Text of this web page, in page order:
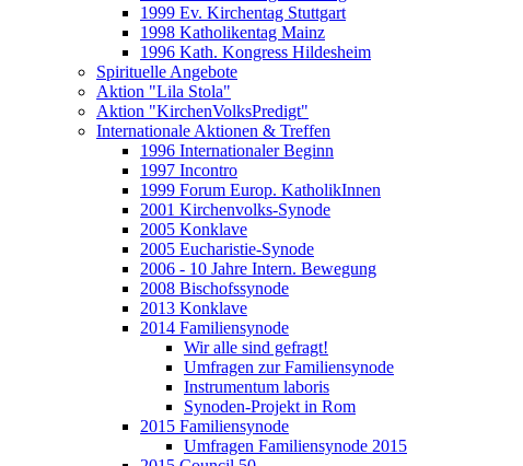
1999 Ev. Kirchentag Stuttgart
1998 Katholikentag Mainz
1996 Kath. Kongress Hildesheim
Spirituelle Angebote
Aktion "Lila Stola"
Aktion "KirchenVolksPredigt"
Internationale Aktionen & Treffen
1996 Internationaler Beginn
1997 Incontro
1999 Forum Europ. KatholikInnen
2001 Kirchenvolks-Synode
2005 Konklave
2005 Eucharistie-Synode
2006 - 10 Jahre Intern. Bewegung
2008 Bischofssynode
2013 Konklave
2014 Familiensynode
Wir alle sind gefragt!
Umfragen zur Familiensynode
Instrumentum laboris
Synoden-Projekt in Rom
2015 Familiensynode
Umfragen Familiensynode 2015